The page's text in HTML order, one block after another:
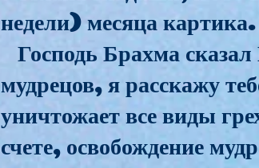
недели) месяца картика.
Господь Брахма
мудрецов, я расскажу
уничтожает все виды
счете, освобождение